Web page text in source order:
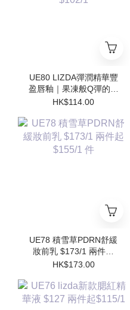
勝肽安瓶10ml*8】
UE80 LIZDA彈潤精華豐
盈唇釉｜果凍般Q彈的護
唇魔法✨$114/1 兩件起
HK$114.00
UE78 積雪草PDRN舒緩
妝前乳 $173/1 兩件起
$155/1 件
HK$173.00